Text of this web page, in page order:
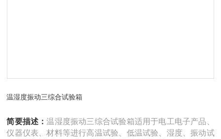
温湿度振动三综合试验箱
简要描述：温湿度振动三综合试验箱适用于电工电子产品、
仪器仪表、材料等进行高温试验、低温试验、湿度、振动试